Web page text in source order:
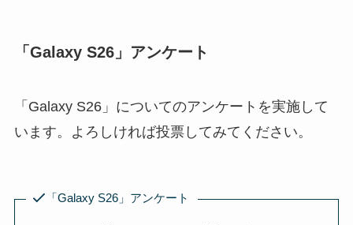
「Galaxy S26」アンケート
「Galaxy S26」についてのアンケートを実施して
います。よろしければ投票してみてください。
「Galaxy S26」アンケート